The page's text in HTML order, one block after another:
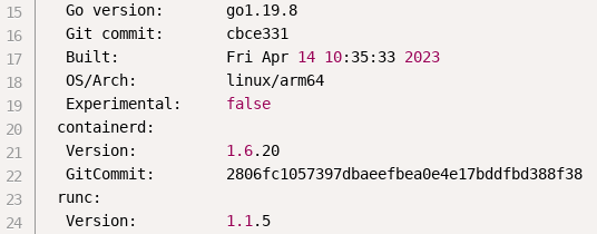
  Go version:       go1.19.8
  Git commit:       cbce331
  Built:            Fri Apr
14 10:35:33 2023
  OS/Arch:          linux/arm64
  Experimental:
false
containerd:
  Version:
1.6.20
  GitCommit:        2806fc1057397dbaeefbea0e4e17bddfbd388f38
runc:
  Version:
1.1.5